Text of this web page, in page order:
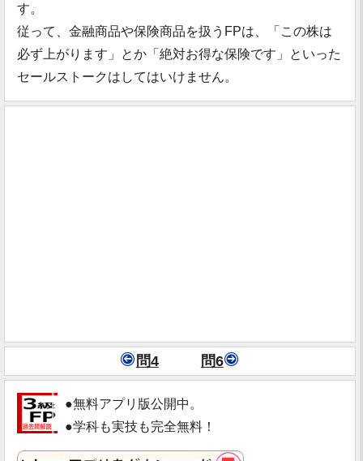
す。
従って、金融商品や保険商品を扱うFPは、「この株は
必ず上がります」とか「絶対お得な保険です」といった
セールストークはしてはいけません。
問4 問6
●無料アプリ版公開中。
●学科も実技も完全無料！